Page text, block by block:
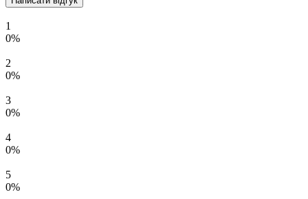
1
0%
2
0%
3
0%
4
0%
5
0%